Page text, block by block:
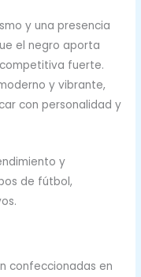
y una presencia
el negro aporta
fuerte.
y vibrante,
con personalidad y
y
de fútbol,
confeccionadas en